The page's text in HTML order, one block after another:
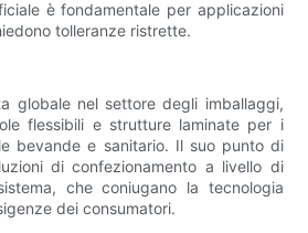
è fondamentale per applicazioni
tolleranze ristrette.
globale nel settore degli imballaggi,
flessibili e strutture laminate per i
bevande e sanitario. Il suo punto di
di confezionamento a livello di
che coniugano la tecnologia
dei consumatori.